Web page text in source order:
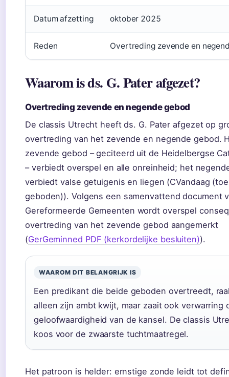
Datum afzetting oktober 2025
Reden Overtreding zevende en
Waarom is ds. G. Pater afgezet?
Overtreding zevende en negende gebod
De classis Utrecht heeft ds. G. Pater afgezet op
overtreding van het zevende en negende gebod.
zevende gebod – geciteerd uit de Heidelbergse
– verbiedt overspel en alle onreinheid; het
verbiedt valse getuigenis en liegen (CVandaag
geboden)). Volgens een samenvattend document
Gereformeerde Gemeenten wordt overspel
overtreding van het zevende gebod aangemerkt
(GerGeminned PDF (kerkordelijke besluiten)).
WAAROM DIT BELANGRIJK IS
Een predikant die beide geboden overtreedt,
alleen zijn ambt kwijt, maar zaait ook verwarring
geloofwaardigheid van de kansel. De classis
koos voor de zwaarste tuchtmaatregel.
Het patroon is helder: ernstige zonde leidt tot